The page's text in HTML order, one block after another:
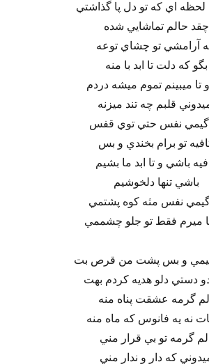
لحظه اي كه تو دل پا گذاشتي
چقد حالم تماشايي شده
آرامشي تو چشاي توعه
بگو كه دلت تا ابد با منه
تا ميبينم تموم ميشه دردم
قلبم چه تند ميزنه
نفس حتي توي قفس
تو برام بخندي و بس
باشي و تا ابد ما بشيم
باشي تنها دلخوشيم
نفس مثه كوه پشتمي
ميرم فقط تو جلو چشممي
و بس پشت من قرص بت
دستي دلو هديه كردم بهت
گرمه عشقت پناه منه
نه يه فانوس كه ماه منه
گرمه تو بي قرار مني
كه دار و ندار مني